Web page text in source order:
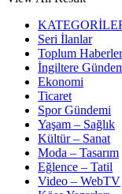
Seri İlanlar
Toplum
İngiltere
Ekonomi
Ticaret
Spor Gündemi
Yaşam – Sağlık
Kültür – Sanat
Moda – Tasarım
Eğlence – Tatil
Video – WebTV